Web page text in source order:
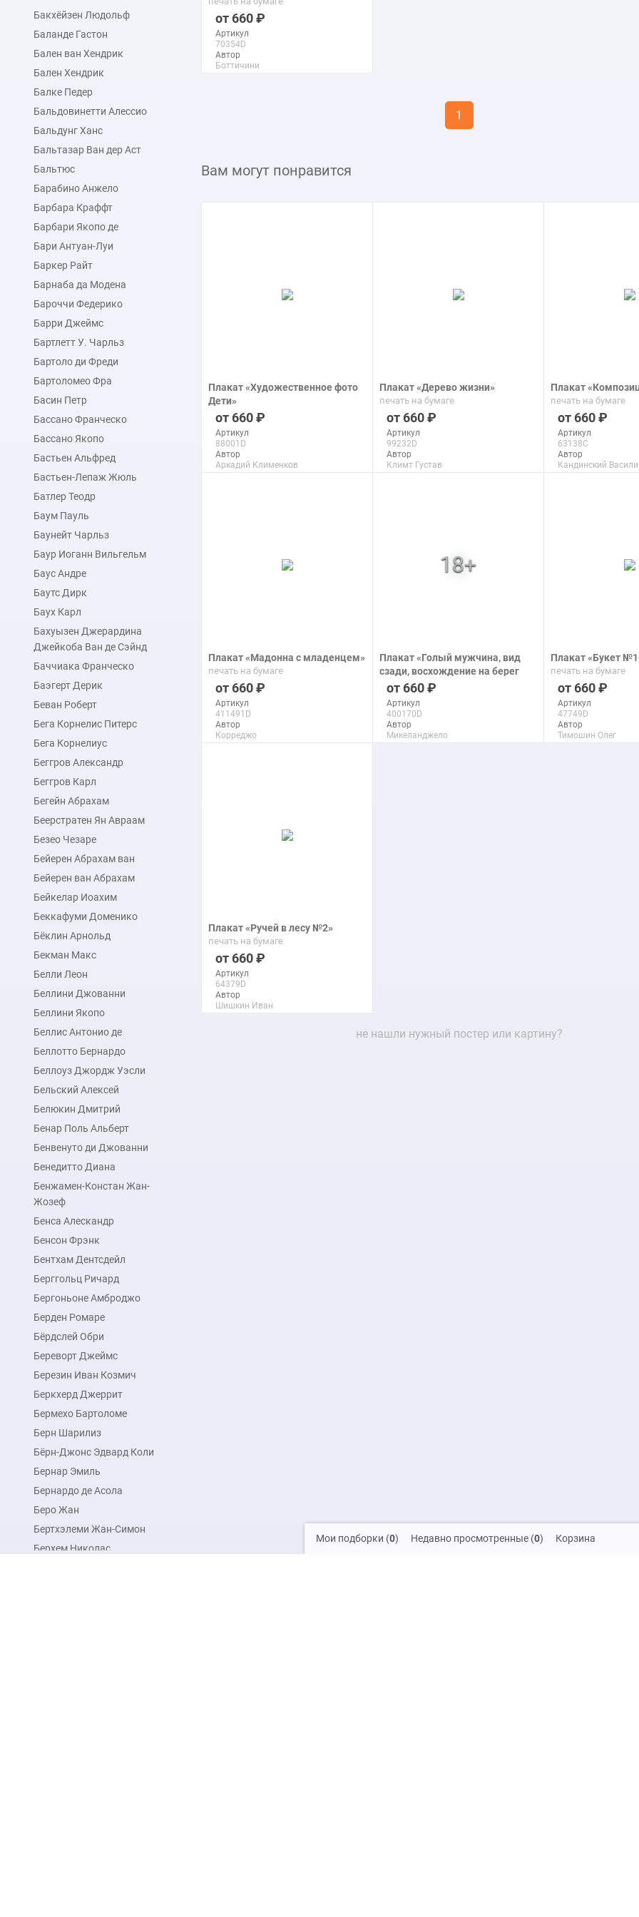
Бакхёйзен Людольф
Баланде Гастон
Бален ван Хендрик
Бален Хендрик
Балке Педер
Бальдовинетти Алессио
Бальдунг Ханс
Бальтазар Ван дер Аст
Бальтюс
Барабино Анжело
Барбара Краффт
Барбари Якопо де
Бари Антуан-Луи
Баркер Райт
Барнаба да Модена
Бароччи Федерико
Барри Джеймс
Бартлетт У. Чарльз
Бартоло ди Фреди
Бартоломео Фра
Басин Петр
Бассано Франческо
Бассано Якопо
Бастьен Альфред
Бастьен-Лепаж Жюль
Батлер Теодр
Баум Пауль
Баунейт Чарльз
Баур Иоганн Вильгельм
Баус Андре
Баутс Дирк
Баух Карл
Бахуызен Джерардина
Джейкоба Ван де Сэйнд
Баччиака Франческо
Баэгерт Дерик
Беван Роберт
Бега Корнелис Питерс
Бега Корнелиус
Беггров Александр
Беггров Карл
Бегейн Абрахам
Беерстратен Ян Авраам
Безео Чезаре
Бейерен Абрахам ван
Бейерен ван Абрахам
Бейкелар Иоахим
Беккафуми Доменико
Бёклин Арнольд
Бекман Макс
Белли Леон
Беллини Джованни
Беллини Якопо
Беллис Антонио де
Беллотто Бернардо
Беллоуз Джордж Уэсли
Бельский Алексей
Белюкин Дмитрий
Бенар Поль Альберт
Бенвенуто ди Джованни
Бенедитто Диана
Бенжамен-Констан Жан-
Жозеф
Бенса Алескандр
Бенсон Фрэнк
Бентхам Дентсдейл
Берггольц Ричард
Бергоньоне Амброджо
Берден Ромаре
Бёрдслей Обри
Береворт Джеймс
Березин Иван Козмич
Беркхерд Джеррит
Бермехо Бартоломе
Берн Шарилиз
Бёрн-Джонс Эдвард Коли
Бернар Эмиль
Бернардо де Асола
Беро Жан
Бертхэлеми Жан-Симон
Берхем Николас
660
Артикул
70354D
Автор
Боттичини
1
Вам могут понравится
Плакат «Художественное фото
Дети»
печать на бумаге
660
Артикул
88001D
Автор
Аркадий Клименков
Плакат «Дерево жизни»
печать на бумаге
660
Артикул
99232D
Автор
Климт Густав
Плакат
печать на бумаге
660
Артикул
63138C
Автор
Кандинский
Плакат «Мадонна с младенцем»
печать на бумаге
660
Артикул
411491D
Автор
Корреджо
Плакат «Голый мужчина, вид
сзади, восхождение на берег
реки после Микеланджело»
печать на бумаге
660
Артикул
400170D
Автор
Микеланджело
Плакат «Букет
печать на бумаге
660
Артикул
47749D
Автор
Тимошин Олег
Плакат «Ручей в лесу №2»
печать на бумаге
660
Артикул
64379D
Автор
Шишкин Иван
не нашли нужный постер или картину?
Мои подборки (0) Недавно просмотренные (0) Корзина